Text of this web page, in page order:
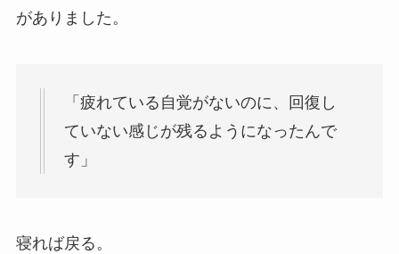
がありました。
「疲れている自覚がないのに、回復し
ていない感じが残るようになったんで
す」
寝れば戻る。